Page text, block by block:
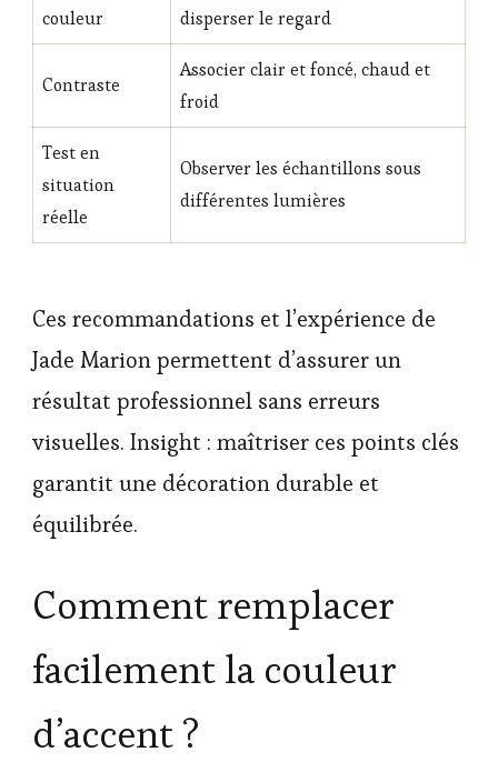
couleur
disperser le regard
Contraste
Associer clair et foncé, chaud et
froid
Test en
situation
réelle
Observer les échantillons sous
différentes lumières
Ces recommandations et l’expérience de
Jade Marion permettent d’assurer un
résultat professionnel sans erreurs
visuelles. Insight : maîtriser ces points clés
garantit une décoration durable et
équilibrée.
Comment remplacer
facilement la couleur
d’accent ?